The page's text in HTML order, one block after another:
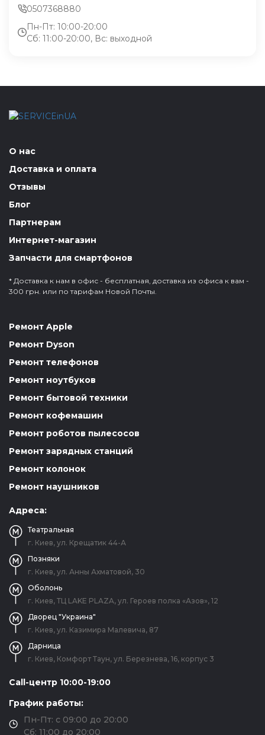
0507368880
Пн-Пт: 10:00-20:00
Сб: 11:00-20:00, Вс: выходной
О нас
Доставка и оплата
Отзывы
Блог
Партнерам
Интернет-магазин
Запчасти для смартфонов
* Доставка к нам в офис - бесплатная, доставка из офиса к вам -
300 грн. или по тарифам Новой Почты.
Ремонт Apple
Ремонт Dyson
Ремонт телефонов
Ремонт ноутбуков
Ремонт бытовой техники
Ремонт кофемашин
Ремонт роботов пылесосов
Ремонт зарядных станций
Ремонт колонок
Ремонт наушников
Адреса:
Театральная
г. Киев, ул. Крещатик 44-А
Позняки
г. Киев, ул. Анны Ахматовой, 30
Оболонь
г. Киев, ТЦ LAKE PLAZA, ул. Героев полка «Азов», 12
Дворец "Украина"
г. Киев, ул. Казимира Малевича, 87
Дарница
г. Киев, Комфорт Таун, ул. Березнева, 16, корпус 3
Call-центр 10:00-19:00
График работы:
Пн-Пт: с 09:00 до 20:00
Сб: 11:00 до 20:00